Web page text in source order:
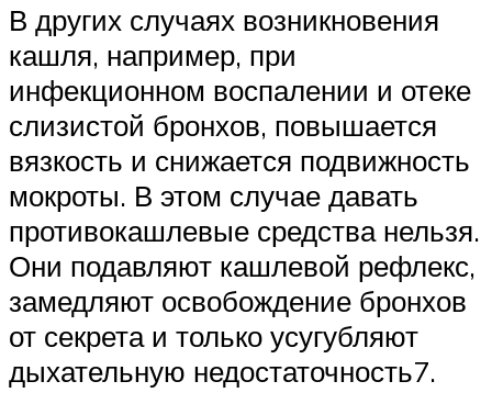
В других случаях возникновения
кашля, например, при
инфекционном воспалении и отеке
слизистой бронхов, повышается
вязкость и снижается подвижность
мокроты. В этом случае давать
противокашлевые средства нельзя.
Они подавляют кашлевой рефлекс,
замедляют освобождение бронхов
от секрета и только усугубляют
дыхательную недостаточность7.